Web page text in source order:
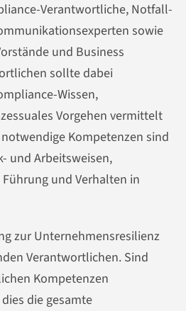
Verantwortliche, Notfall-
sowie
und Business
sollte dabei
Wissen,
Vorgehen vermittelt
Kompetenzen sind
und Arbeitsweisen,
und Verhalten in
zur Unternehmensresilienz
Verantwortlichen. Sind
Kompetenzen
die gesamte